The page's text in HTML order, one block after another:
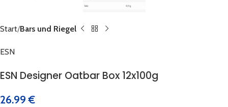
Start Bars und Riegel
ESN
ESN Designer Oatbar Box 12x100g
26.99€